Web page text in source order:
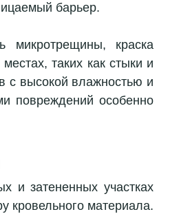
барьер.
микротрещины, краска
таких как стыки и
с высокой влажностью и
повреждений особенно
и затененных участках
кровельного материала.